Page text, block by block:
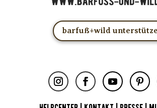
barfuß+wild